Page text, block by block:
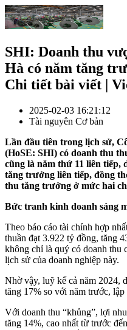
SHI: Doanh thu
Hà có năm tăng
Chi tiết bài viết |
2025-02-03 16:21:12
Tài nguyên Cơ bản
Lần đầu tiên trong lịch sử,
(HoSE: SHI) có doanh thu
cũng là năm thứ 11 liên tiếp,
tăng trưởng liên tiếp, đồng
thu tăng trưởng ở mức hai
Bức tranh kinh doanh sáng
Theo báo cáo tài chính hợp
thuần đạt 3.922 tỷ đồng, tăng
không chỉ là quý có doanh thu
lịch sử của doanh nghiệp này.
Nhờ vậy, luỹ kế cả năm 2024,
tăng 17% so với năm trước,
Với doanh thu “khủng”, lợi
tăng 14%, cao nhất từ trước